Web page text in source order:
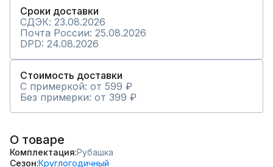
Сроки доставки
СДЭК: 23.08.2026
Почта России: 25.08.2026
DPD: 24.08.2026
Стоимость доставки
С примеркой: от 599 ₽
Без примерки: от 399 ₽
О товаре
Комплектация Рубашка
Сезон Круглогодичный